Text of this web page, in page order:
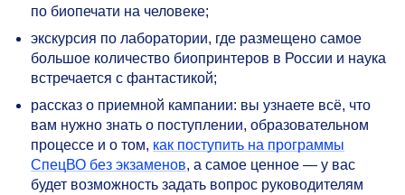
по биопечати на человеке;
экскурсия по лаборатории, где размещено самое
большое количество биопринтеров в России и наука
встречается с фантастикой;
рассказ о приемной кампании: вы узнаете всё, что
вам нужно знать о поступлении, образовательном
процессе и о том, как поступить на программы
СпецВО без экзаменов, а самое ценное — у вас
будет возможность задать вопрос руководителям